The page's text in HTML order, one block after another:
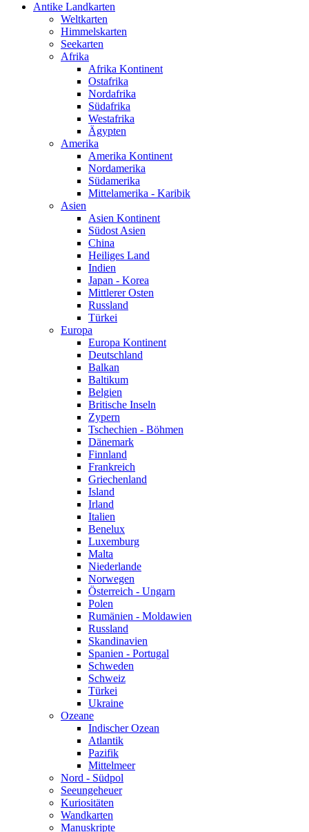
Antike Landkarten
Weltkarten
Himmelskarten
Seekarten
Afrika
Afrika Kontinent
Ostafrika
Nordafrika
Südafrika
Westafrika
Ägypten
Amerika
Amerika Kontinent
Nordamerika
Südamerika
Mittelamerika - Karibik
Asien
Asien Kontinent
Südost Asien
China
Heiliges Land
Indien
Japan - Korea
Mittlerer Osten
Russland
Türkei
Europa
Europa Kontinent
Deutschland
Balkan
Baltikum
Belgien
Britische Inseln
Zypern
Tschechien - Böhmen
Dänemark
Finnland
Frankreich
Griechenland
Island
Irland
Italien
Benelux
Luxemburg
Malta
Niederlande
Norwegen
Österreich - Ungarn
Polen
Rumänien - Moldawien
Russland
Skandinavien
Spanien - Portugal
Schweden
Schweiz
Türkei
Ukraine
Ozeane
Indischer Ozean
Atlantik
Pazifik
Mittelmeer
Nord - Südpol
Seeungeheuer
Kuriositäten
Wandkarten
Manuskripte